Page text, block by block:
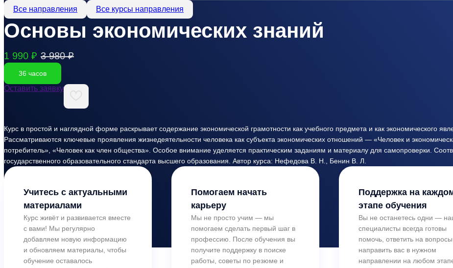
Все направления Все курсы направления
Основы экономических знаний
1 990 ₽ 3 980 ₽
36 часов
Оставить заявку
Курс в простой и наглядной форме раскрывает содержание экономической грамотности как учебного предмета и как экономического
Рассматриваются ключевые проявления жизнедеятельности человека как субъекта экономических отношений — «Человек и
потребитель», «Человек как член общества». Особое внимание уделяется практическим заданиям и материалу для самопроверки.
государственного образовательного стандарта высшего образования. Автор курса: Нефедова В. Н., Бенин В. Л.
Учитесь с актуальными
материалами
Курс живёт и развивается вместе
с вами! Мы регулярно
добавляем новую информацию
и обновляем материалы, чтобы
обучение оставалось
Помогаем начать
карьеру
Мы не просто учим — мы
помогаем сделать первый шаг в
профессию. После обучения вы
получите поддержку в поиске
работы, советы по резюме и
Поддержка на
этапе обучения
Вы не останетесь одни —
специалисты всегда готовы
помочь, ответить на
направить вас в нужном
направлении на любом